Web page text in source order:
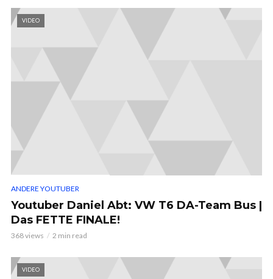
VIDEO
ANDERE YOUTUBER
Youtuber Daniel Abt: VW T6 DA-Team Bus |
Das FETTE FINALE!
368 views 2 min read
VIDEO